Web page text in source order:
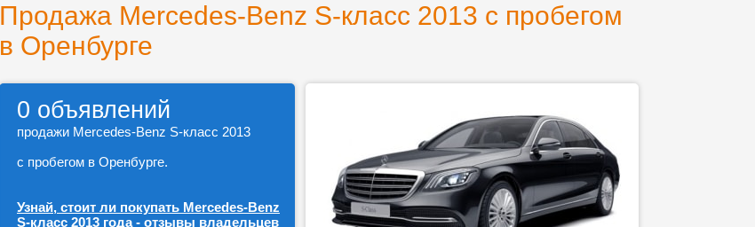
Продажа Mercedes-Benz S-класс 2013 с пробегом
в Оренбурге
0 объявлений
продажи Mercedes-Benz S-класс 2013
с пробегом в Оренбурге.
Узнай, стоит ли покупать Mercedes-Benz
S-класс 2013 года - отзывы владельцев